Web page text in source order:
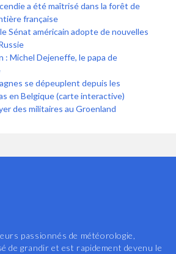
a été maîtrisé dans la forêt de
française
Sénat américain adopte de nouvelles
: Michel Dejeneffe, le papa de
se dépeuplent depuis les
en Belgique (carte interactive)
des militaires au Groenland
passionnés de météorologie,
de grandir et est rapidement devenu le